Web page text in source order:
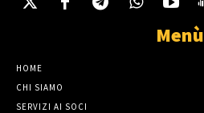
Menù
HOME
CHI SIAMO
SERVIZI AI SOCI